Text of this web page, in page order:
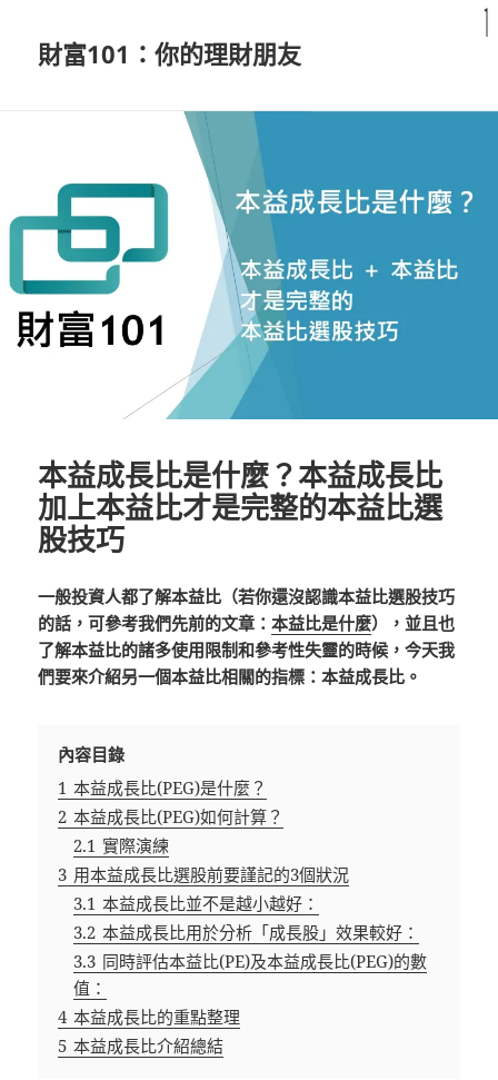
財富101：你的理財朋友
本益成長比是什麼？本益成長比
加上本益比才是完整的本益比選
股技巧
一般投資人都了解本益比（若你還沒認識本益比選股技巧
的話，可參考我們先前的文章：本益比是什麼），並且也
了解本益比的諸多使用限制和參考性失靈的時候，今天我
們要來介紹另一個本益比相關的指標：本益成長比。
內容目錄
1 本益成長比(PEG)是什麼？
2 本益成長比(PEG)如何計算？
2.1 實際演練
3 用本益成長比選股前要謹記的3個狀況
3.1 本益成長比並不是越小越好：
3.2 本益成長比用於分析「成長股」效果較好：
3.3 同時評估本益比(PE)及本益成長比(PEG)的數
值：
4 本益成長比的重點整理
5 本益成長比介紹總結